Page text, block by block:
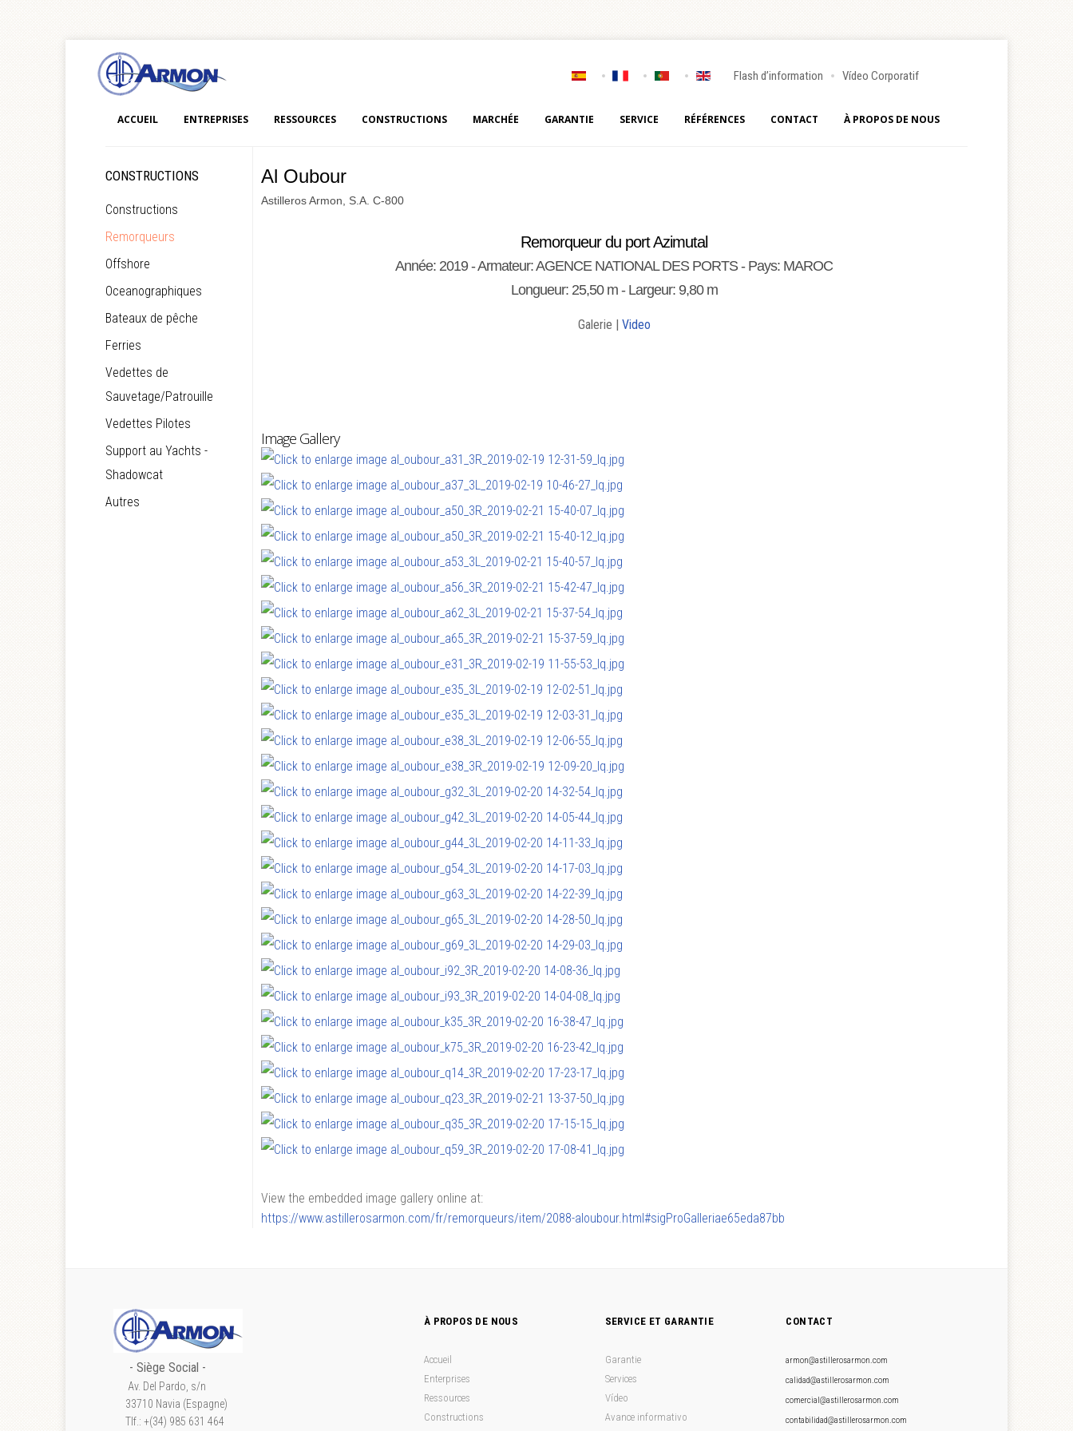
Flash d’information Vídeo Corporatif
ACCUEIL ENTREPRISES RESSOURCES CONSTRUCTIONS MARCHÉE GARANTIE SERVICE RÉFÉRENCES CONTACT À PROPOS DE NOUS
Al Oubour
Astilleros Armon, S.A. C-800
Remorqueur du port Azimutal
Année: 2019 - Armateur: AGENCE NATIONAL DES PORTS - Pays: MAROC
Longueur: 25,50 m - Largeur: 9,80 m
Galerie | Video
Image Gallery
View the embedded image gallery online at:
https://www.astillerosarmon.com/fr/remorqueurs/item/2088-aloubour.html#sigProGalleriae65eda87bb
CONSTRUCTIONS
Constructions
Remorqueurs
Offshore
Oceanographiques
Bateaux de pêche
Ferries
Vedettes de
Sauvetage/Patrouille
Vedettes Pilotes
Support au Yachts -
Shadowcat
Autres
- Siège Social -
Av. Del Pardo, s/n
33710 Navia (Espagne)
Tlf.: +(34) 985 631 464
À PROPOS DE NOUS
Accueil
Enterprises
Ressources
Constructions
SERVICE ET GARANTIE
Garantie
Services
Vídeo
Avance informativo
CONTACT
armon@astillerosarmon.com
calidad@astillerosarmon.com
comercial@astillerosarmon.com
contabilidad@astillerosarmon.com